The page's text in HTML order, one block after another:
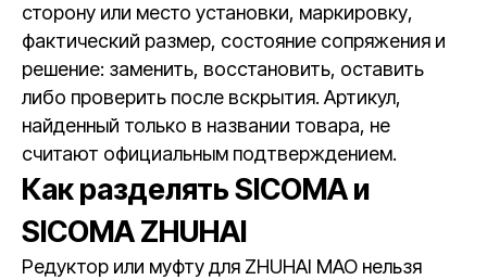
сторону или место установки, маркировку,
фактический размер, состояние сопряжения и
решение: заменить, восстановить, оставить
либо проверить после вскрытия. Артикул,
найденный только в названии товара, не
считают официальным подтверждением.
Как разделять SICOMA и
SICOMA ZHUHAI
Редуктор или муфту для ZHUHAI MAO нельзя